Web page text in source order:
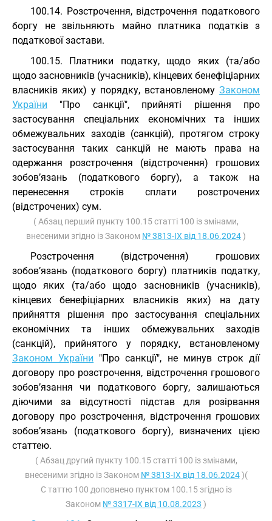
100.14. Розстрочення, відстрочення податкового
боргу не звільняють майно платника податків з
податкової застави.
100.15. Платники податку, щодо яких (та/або
щодо засновників (учасників), кінцевих бенефіціарних
власників яких) у порядку, встановленому Законом
України "Про санкції", прийняті рішення про
застосування спеціальних економічних та інших
обмежувальних заходів (санкцій), протягом строку
застосування таких санкцій не мають права на
одержання розстрочення (відстрочення) грошових
зобов’язань (податкового боргу), а також на
перенесення строків сплати розстрочених
(відстрочених) сум.
( Абзац перший пункту 100.15 статті 100 із змінами,
внесеними згідно із Законом № 3813-IX від 18.06.2024)
Розстрочення (відстрочення) грошових
зобов’язань (податкового боргу) платників податку,
щодо яких (та/або щодо засновників (учасників),
кінцевих бенефіціарних власників яких) на дату
прийняття рішення про застосування спеціальних
економічних та інших обмежувальних заходів
(санкцій), прийнятого у порядку, встановленому
Законом України "Про санкції", не минув строк дії
договору про розстрочення, відстрочення грошового
зобов’язання чи податкового боргу, залишаються
діючими за відсутності підстав для розірвання
договору про розстрочення, відстрочення грошових
зобов’язань (податкового боргу), визначених цією
статтею.
( Абзац другий пункту 100.15 статті 100 із змінами,
внесеними згідно із Законом № 3813-IX від 18.06.2024)(
С таттю 100 доповнено пунктом 100.15 згідно із
Законом № 3317-IX від 10.08.2023 )